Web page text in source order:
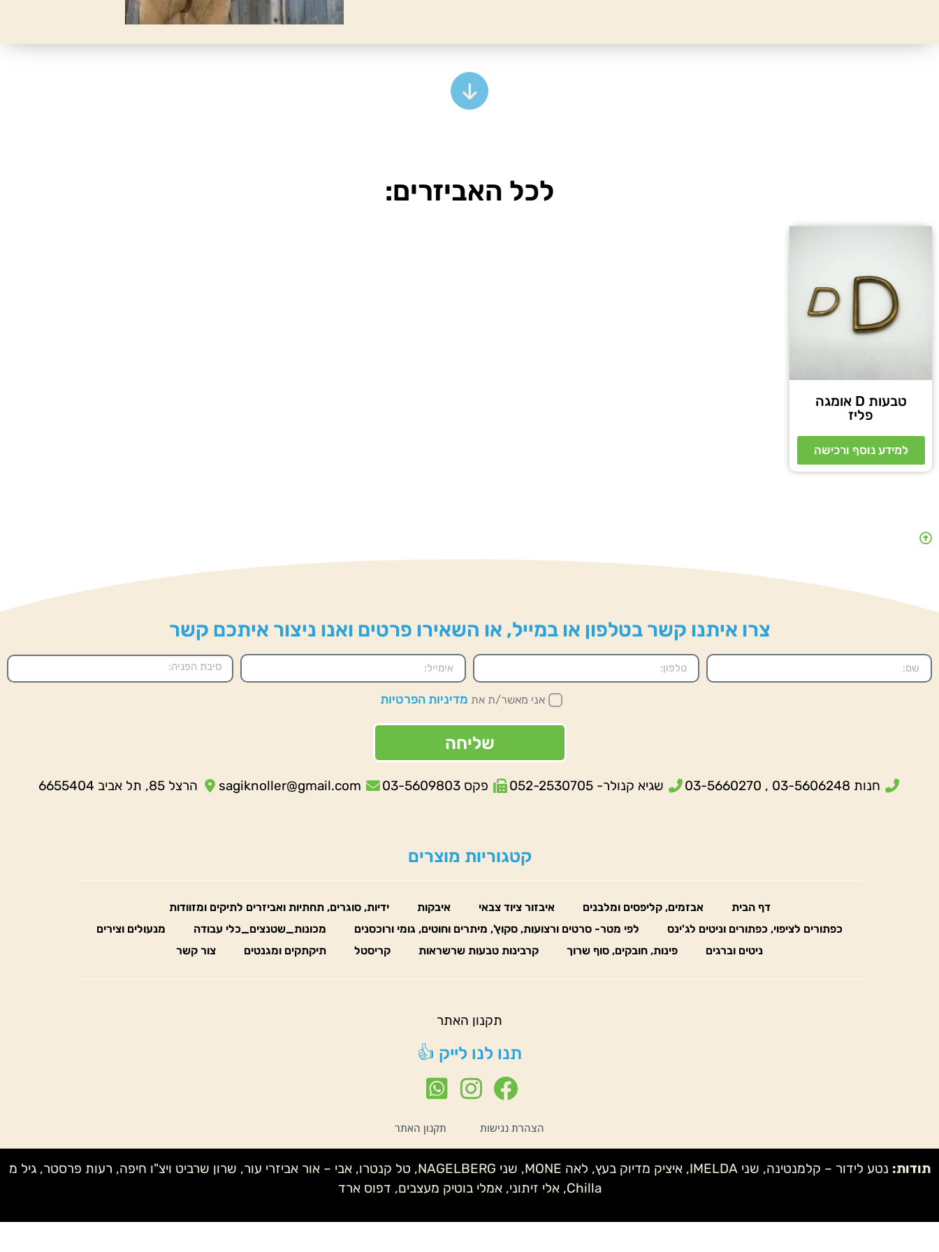
לכל האביזרים:
טבעות D אומגה
פליז
למידע נוסף ורכישה
צרו איתנו קשר בטלפון או במייל, או השאירו פרטים ואנו ניצור איתכם קשר
אני מאשר/ת את מדיניות הפרטיות
שליחה
חנות 03-5606248 , 03-5660270 שגיא קנולר- 052-2530705 פקס 03-5609803 sagiknoller@gmail.com הרצל 85, תל אביב 6655404
קטגוריות מוצרים
דף הבית אבזמים, קליפסים ומלבנים איבזור ציוד צבאי איבקות
ידיות, סוגרים, תחתיות ואביזרים לתיקים ומזוודות
כפתורים לציפוי, כפתורים וניטים לג'ינס
לפי מטר- סרטים ורצועות, סקוץ', מיתרים וחוטים, גומי ורוכסנים מכונות_שטנצים_כלי עבודה
מנעולים וצירים
ניטים וברגים
פינות, חובקים, סוף שרוך קרבינות טבעות שרשראות קריסטל תיקתקים ומגנטים צור קשר
תקנון האתר
תנו לנו לייק 👍
הצהרת נגישות תקנון האתר
תודות:
נטע לידור – קלמנטינה, שני IMELDA, איציק מדיוק בעץ, לאה MONE, שני NAGELBERG, טל קנטרו, אבי – אור אביזרי עור, שרון שרביט ויצ"ו חיפה, רעות פרסטר, גיל מ
Chilla, אלי זיתוני, אמלי בוטיק מעצבים, דפוס ארד